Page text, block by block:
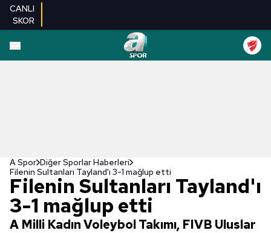
CANLI
SKOR
A Spor Diğer Sporlar Haberleri
Filenin Sultanları Tayland'ı 3-1 mağlup etti
Filenin Sultanları Tayland'ı
3-1 mağlup etti
A Milli Kadın Voleybol Takımı, FIVB Uluslar